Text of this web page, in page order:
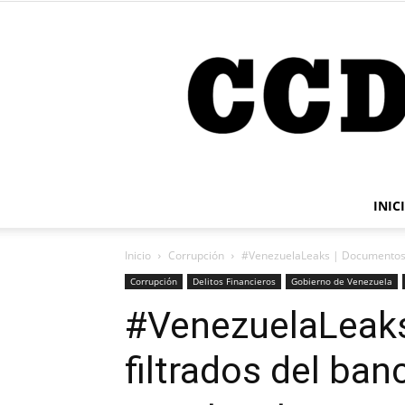
Inicio Corrupción #VenezuelaLeaks |
Corrupción Delitos Financieros Gobierno de Venezuela
filtrados del